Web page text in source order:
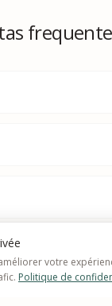
votre
Politique de